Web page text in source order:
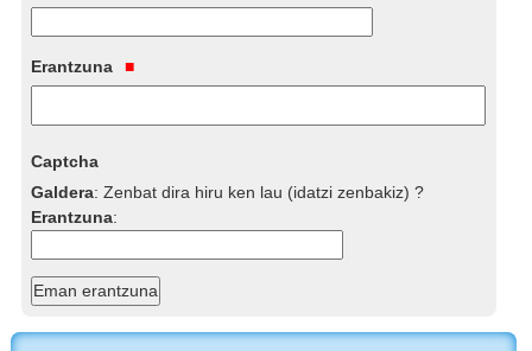
Erantzuna
Captcha
Galdera:Zenbat dira hiru ken lau (idatzi zenbakiz) ?
Erantzuna: